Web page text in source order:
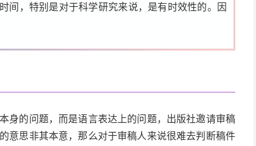
间，特别是对于科学研究来说，是有时效性的。因
身的问题，而是语言表达上的问题，出版社邀请审稿
意思非其本意，那么对于审稿人来说很难去判断稿件